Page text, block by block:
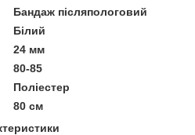
Бандаж післяпологовий
Білий
24 мм
80-85
Поліестер
80 см